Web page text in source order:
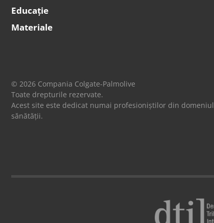
Educație
Materiale
© 2026 Compania Colgate-Palmolive
Toate drepturile rezervate.
Acest site este dedicat numai profesioniștilor din domeniul
sănătății.